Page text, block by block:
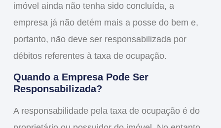
imóvel ainda não tenha sido concluída, a
empresa já não detém mais a posse do bem e,
portanto, não deve ser responsabilizada por
débitos referentes à taxa de ocupação.
Quando a Empresa Pode Ser
Responsabilizada?
A responsabilidade pela taxa de ocupaçãoé do